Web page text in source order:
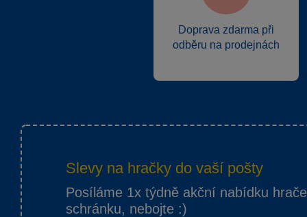
Doprava zdarma při
odběru na prodejnách
Slevy na hračky do vaší pošty
Posíláme 1x týdně akční nabídku
schránku, nebojte :)